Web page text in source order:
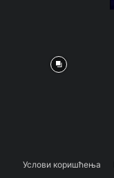
Услови коришћења